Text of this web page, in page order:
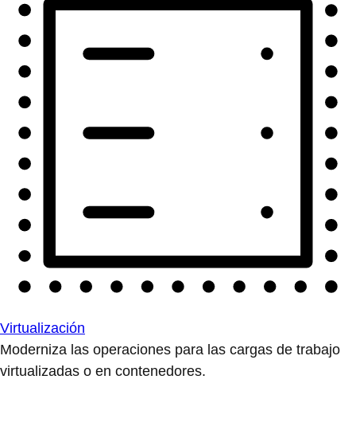
Virtualización
Moderniza las operaciones para las cargas de trabajo
virtualizadas o en contenedores.